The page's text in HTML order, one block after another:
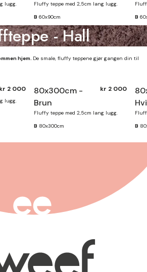
lugg.
Fluffy teppe med 2,5cm lang lugg.
B 60x90cm
B
- Hall
hjem. De smale, fluffy teppene gjør gangen din til
kr 2 000
lugg.
Finnes på lager
80x300cm -
Brun
kr 2 000
Fluffy teppe med 2,5cm lang lugg.
B 80x300cm
B